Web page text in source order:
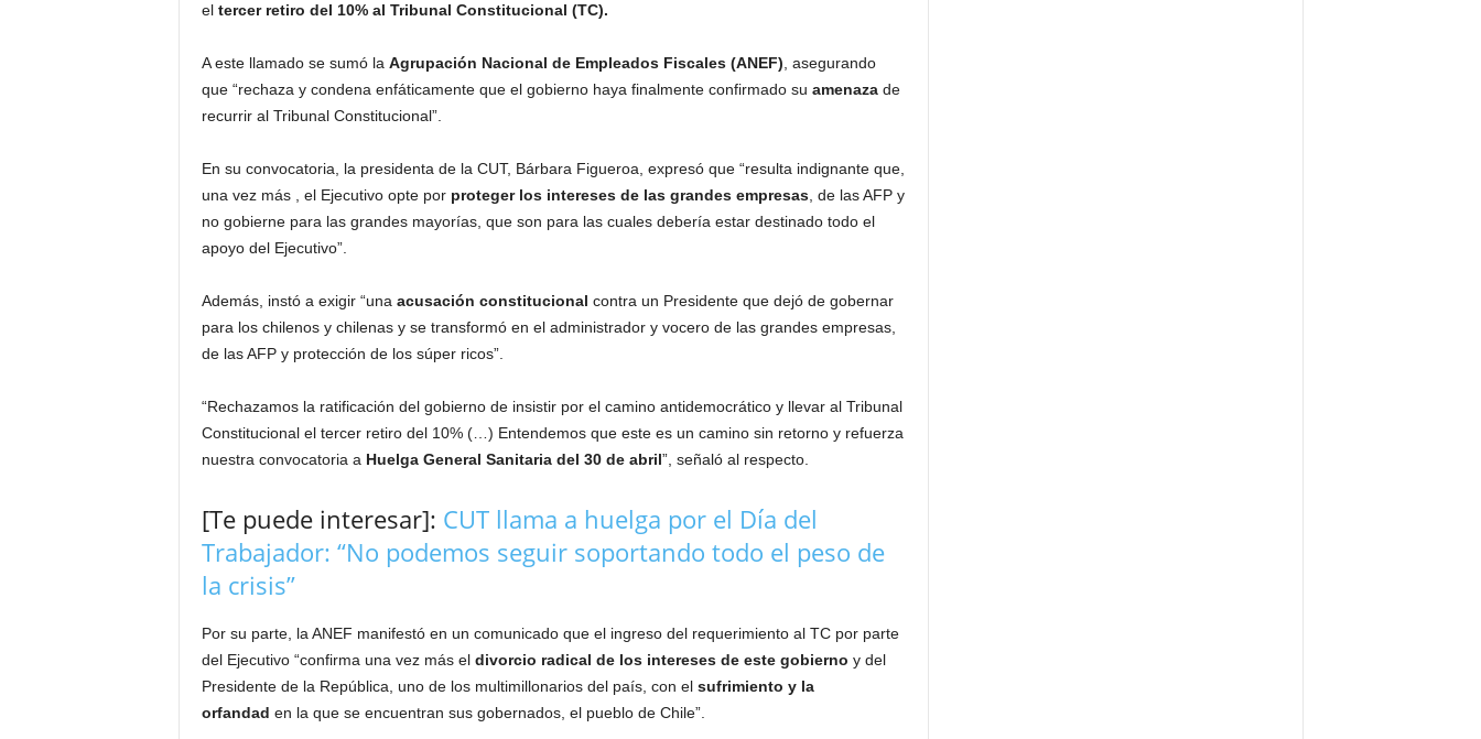
eltercer retiro del 10% al Tribunal Constitucional (TC).
A este llamado se sumó la Agrupación Nacional de Empleados Fiscales (ANEF) , asegurando
que “rechaza y condena enfáticamente que el gobierno haya finalmente confirmado su amenazade
recurrir al Tribunal Constitucional”.
En su convocatoria, la presidenta de la CUT, Bárbara Figueroa, expresó que “resulta indignante que,
una vez más , el Ejecutivo opte por proteger los intereses de las grandes empresas, de las AFP y
no gobierne para las grandes mayorías, que son para las cuales debería estar destinado todo el
apoyo del Ejecutivo”.
Además, instó a exigir “una acusación constitucional contra un Presidente que dejó de gobernar
para los chilenos y chilenas y se transformó en el administrador y vocero de las grandes empresas,
de las AFP y protección de los súper ricos”.
“Rechazamos la ratificación del gobierno de insistir por el camino antidemocrático y llevar al Tribunal
Constitucional el tercer retiro del 10% (…) Entendemos que este es un camino sin retorno y refuerza
nuestra convocatoria a Huelga General Sanitaria del 30 de abril”, señaló al respecto.
[Te puede interesar]: CUT llama a huelga por el Día del
Trabajador: “No podemos seguir soportando todo el peso de
la crisis”
Por su parte, la ANEF manifestó en un comunicado que el ingreso del requerimiento al TC por parte
del Ejecutivo “confirma una vez más eldivorcio radical de los intereses de este gobierno y del
Presidente de la República, uno de los multimillonarios del país, con el sufrimiento y la
orfandad en la que se encuentran sus gobernados, el pueblo de Chile”.